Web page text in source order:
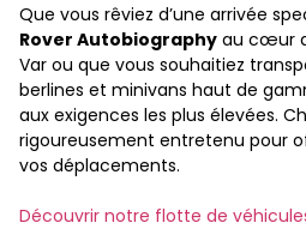
Que vous rêviez d’une arrivée
Rover Autobiography au cœur
Var ou que vous souhaitiez
berlines et minivans haut de
aux exigences les plus élevées.
rigoureusement entretenu pour
vos déplacements.
Découvrir notre flotte de